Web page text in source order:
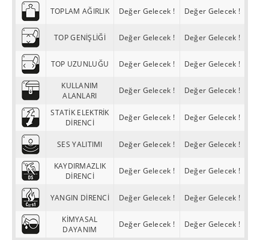
TOPLAM AĞIRLIK Değer Gelecek ! Değer Gelecek !
TOP GENİŞLİĞİ Değer Gelecek ! Değer Gelecek !
TOP UZUNLUĞU Değer Gelecek ! Değer Gelecek !
KULLANIM
ALANLARI
Değer Gelecek ! Değer Gelecek !
STATİK ELEKTRİK
DİRENCİ
Değer Gelecek ! Değer Gelecek !
SES YALITIMI Değer Gelecek ! Değer Gelecek !
KAYDIRMAZLIK
DİRENCİ
Değer Gelecek ! Değer Gelecek !
YANGIN DİRENCİ Değer Gelecek ! Değer Gelecek !
KİMYASAL
DAYANIM
Değer Gelecek ! Değer Gelecek !